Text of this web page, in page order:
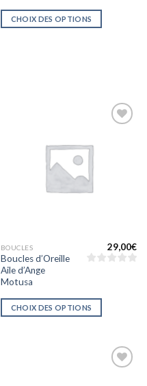
CHOIX DES OPTIONS
BOUCLES
Boucles d’Oreille
Aile d’Ange
Motusa
29,00€
CHOIX DES OPTIONS